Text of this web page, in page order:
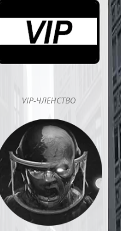
VIP-ЧЛЕНСТВО